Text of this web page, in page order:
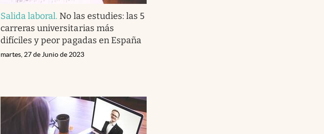
Salida laboral. No las estudies: las 5
carreras universitarias más
difíciles y peor pagadas en España
martes, 27 de Junio de 2023